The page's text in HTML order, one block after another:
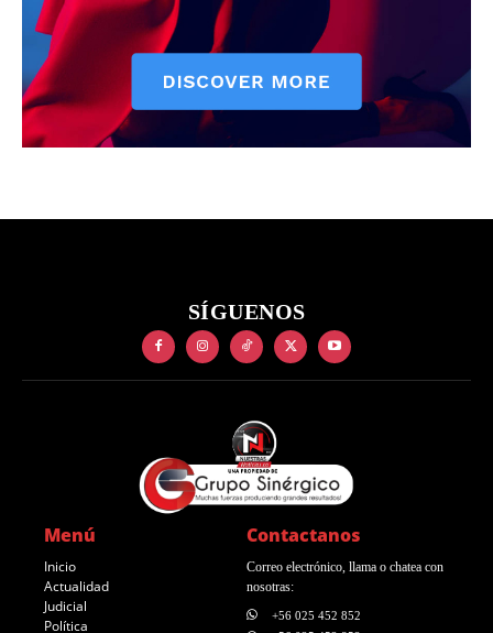
SÍGUENOS
Menú
Inicio
Actualidad
Judicial
Política
Contactanos
Correo electrónico, llama o chatea con
nosotras:
+56 025 452 852